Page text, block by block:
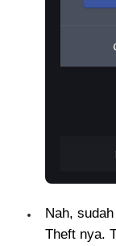
Nah,
Theft nya.